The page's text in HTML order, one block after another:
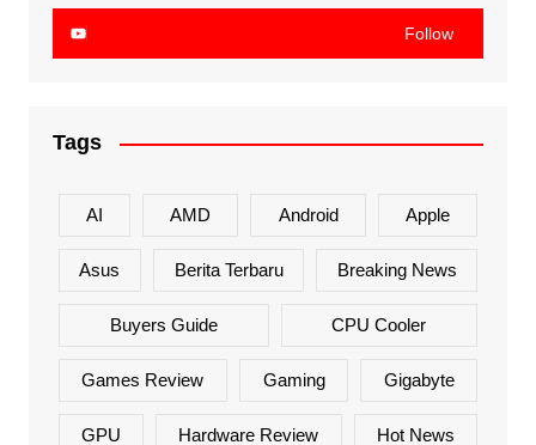
Follow
Tags
AI AMD Android Apple
Asus Berita Terbaru Breaking News
Buyers Guide CPU Cooler
Games Review Gaming Gigabyte
GPU Hardware Review Hot News